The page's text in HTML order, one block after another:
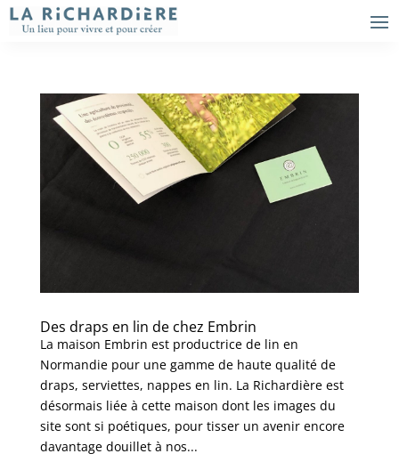
Des draps en lin de chez Embrin
La maison Embrin est productrice de lin en
Normandie pour une gamme de haute qualité de
draps, serviettes, nappes en lin. La Richardière est
désormais liée à cette maison dont les images du
site sont si poétiques, pour tisser un avenir encore
davantage douillet à nos...